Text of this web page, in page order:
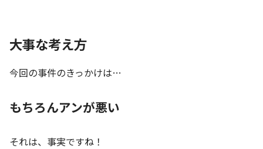
大事な考え方
今回の事件のきっかけは…
もちろんアンが悪い
それは、事実ですね！